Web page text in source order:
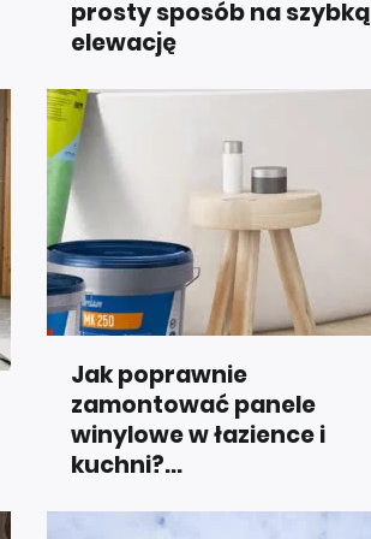
prosty sposób na szybką
elewację
Jak poprawnie
zamontować panele
winylowe w łazience i
kuchni?...